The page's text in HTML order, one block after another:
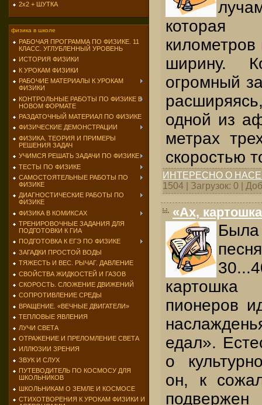
2х2 + ШУТКА
физика в школе
РАБОЧАЯ ПРОГРАММА ПО ФИЗИКЕ. 11
КЛАСС. УГЛУБЛЕННЫЙ УРОВЕНЬ
ИСТОРИЯ ФИЗИКИ
К УРОКАМ ФИЗИКИ
РАБОЧИЕ МАТЕРИАЛЫ К УРОКАМ
ФИЗИКИ
КОНТРОЛЬНЫЕ РАБОТЫ ПО ФИЗИКЕ В
НОВОМ ФОРМАТЕ
РАЗДАТОЧНЫЙ МАТЕРИАЛ ПО ФИЗИКЕ
ФИЗИЧЕСКИЕ ДЕМОНСТРАЦИИ
ФИЗИКА. ТЕОРИЯ И ПРИМЕРЫ
РЕШЕНИЯ ЗАДАЧ
УЧИМСЯ РЕШАТЬ ЗАДАЧИ ПО ФИЗИКЕ
ТЕСТЫ ПО ФИЗИКЕ
САМОСТОЯТЕЛЬНЫЕ РАБОТЫ ПО
ФИЗИКЕ
ДИАГНОСТИЧЕСКИЕ РАБОТЫ ПО
ФИЗИКЕ
ФИЗИКА В КОМИКСАХ
ТРЕНИРОВОЧНЫЕ ЗАДАНИЯ ДЛЯ
ПОДГОТОВКИ К ГИА
ПОДГОТОВКА К ЕГЭ ПО ФИЗИКЕ
ЗАГАДКИ ПРОСТОЙ ВОДЫ
ТЯЖЕСТЬ И ВЕС. РЫЧАГ. ДАВЛЕНИЕ
СВОЙСТВА ЖИДКОСТЕЙ И ГАЗОВ
СКОРОСТЬ. СЛОЖЕНИЕ ДВИЖЕНИЙ
СОПРОТИВЛЕНИЕ СРЕДЫ
ВРАЩЕНИЕ. «ВЕЧНЫЕ ДВИГАТЕЛИ»
ТЕПЛОВЫЕ ЯВЛЕНИЯ
ЛУЧИ СВЕТА
ОТРАЖЕНИЕ И ПРЕЛОМЛЕНИЕ СВЕТА
ИЛЛЮЗИИ ЗРЕНИЯ
ЗВУК И СЛУХ
ПУТЕВОДИТЕЛЬ ПО КОСМОСУ ДЛЯ
ШКОЛЬНИКОВ
ШКОЛЬНИКАМ О ЗЕМЛЕ И КОСМОСЕ
СТИХОТВОРЕНИЯ К УРОКАМ ФИЗИКИ И
которая
ширину.
огромный
одной из
метрах
скоростью
ИНТЕРЕСНО О
1504 | Загрузок: 0 |
«Ах,
Была
пионеров
едал».
о
он, к